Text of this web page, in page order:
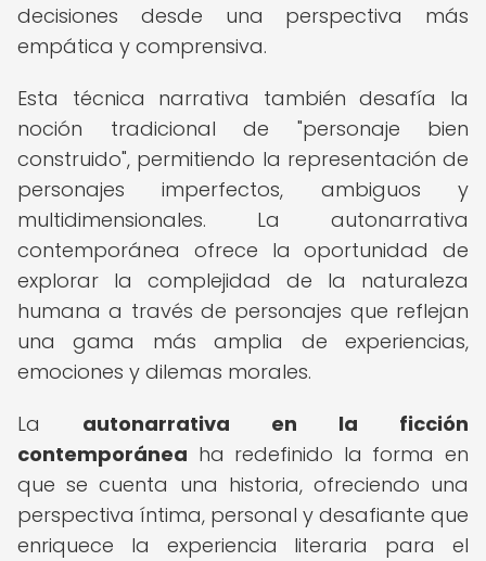
decisiones desde una perspectiva más
empática y comprensiva.
Esta técnica narrativa también desafía la
noción tradicional de "personaje bien
construido", permitiendo la representación de
personajes imperfectos, ambiguos y
multidimensionales. La autonarrativa
contemporánea ofrece la oportunidad de
explorar la complejidad de la naturaleza
humana a través de personajes que reflejan
una gama más amplia de experiencias,
emociones y dilemas morales.
La autonarrativa en la ficción
contemporánea ha redefinido la forma en
que se cuenta una historia, ofreciendo una
perspectiva íntima, personal y desafiante que
enriquece la experiencia literaria para el